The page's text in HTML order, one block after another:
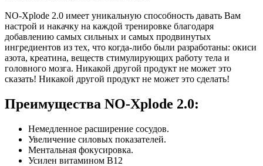
NO-Xplode 2.0 имеет уникальную способность давать Вам
настрой и накачку на каждой тренировке благодаря
добавлению самых сильных и самых продвинутых
ингредиентов из тех, что когда-либо были разработаны: окиси
азота, креатина, веществ стимулирующих работу тела и
головного мозга. Никакой другой продукт не может это
сказать! Никакой другой продукт не может это сделать!
Преимущества NO-Xplode 2.0:
Немедленное расширение сосудов.
Увеличение силовых показателей.
Ментальная фокусировка.
Усилен витамином В12